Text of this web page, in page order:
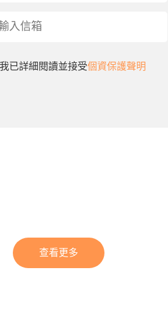
我已詳細閱讀並接受個資保護聲明
查看更多